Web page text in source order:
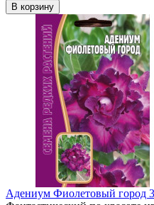
В корзину
Адениум Фиолетовый город